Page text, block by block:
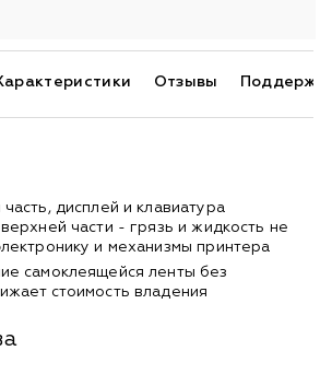
Отзывы
часть, дисплей и клавиатура
части - грязь и жидкость не
и механизмы принтера
самоклеящейся ленты без
стоимость владения